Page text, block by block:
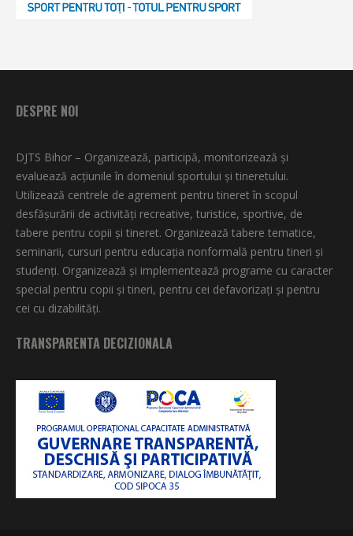
DESPRE NOI
DJTS Bihor – Organizează, participă, monitorizează şi
evaluează acţiunile în domeniul sportului şi tineretului.
Utilizează centrele de agrement pentru tineret în scopul
desfăşurării de activităţi recreative, turistice, sportive, de
tabere pentru copii şi tineret. Organizează tabere tematice,
seminarii, cursuri pentru educaţia nonformală pentru tineri şi
studenţi. Organizează şi implementează programe cu caracter
special pentru copii şi tineri, pentru cei defavorizați și pentru
cei cu dizabilități.
TRANSPARENTA DECIZIONALA